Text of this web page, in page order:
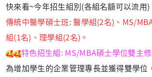
快來看~今年招生組別(各組名額可以流用)
傳統中醫學碩士班: 醫學組(2名)、MS/
組(1名)、理學組(2名)。
特色招生組: MS/MBA碩士學位雙主
為增加學生的企業管理專長並獲得雙學位